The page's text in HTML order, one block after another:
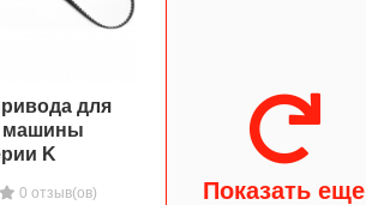
для
машины
K
0 отзыв(ов) Показать еще